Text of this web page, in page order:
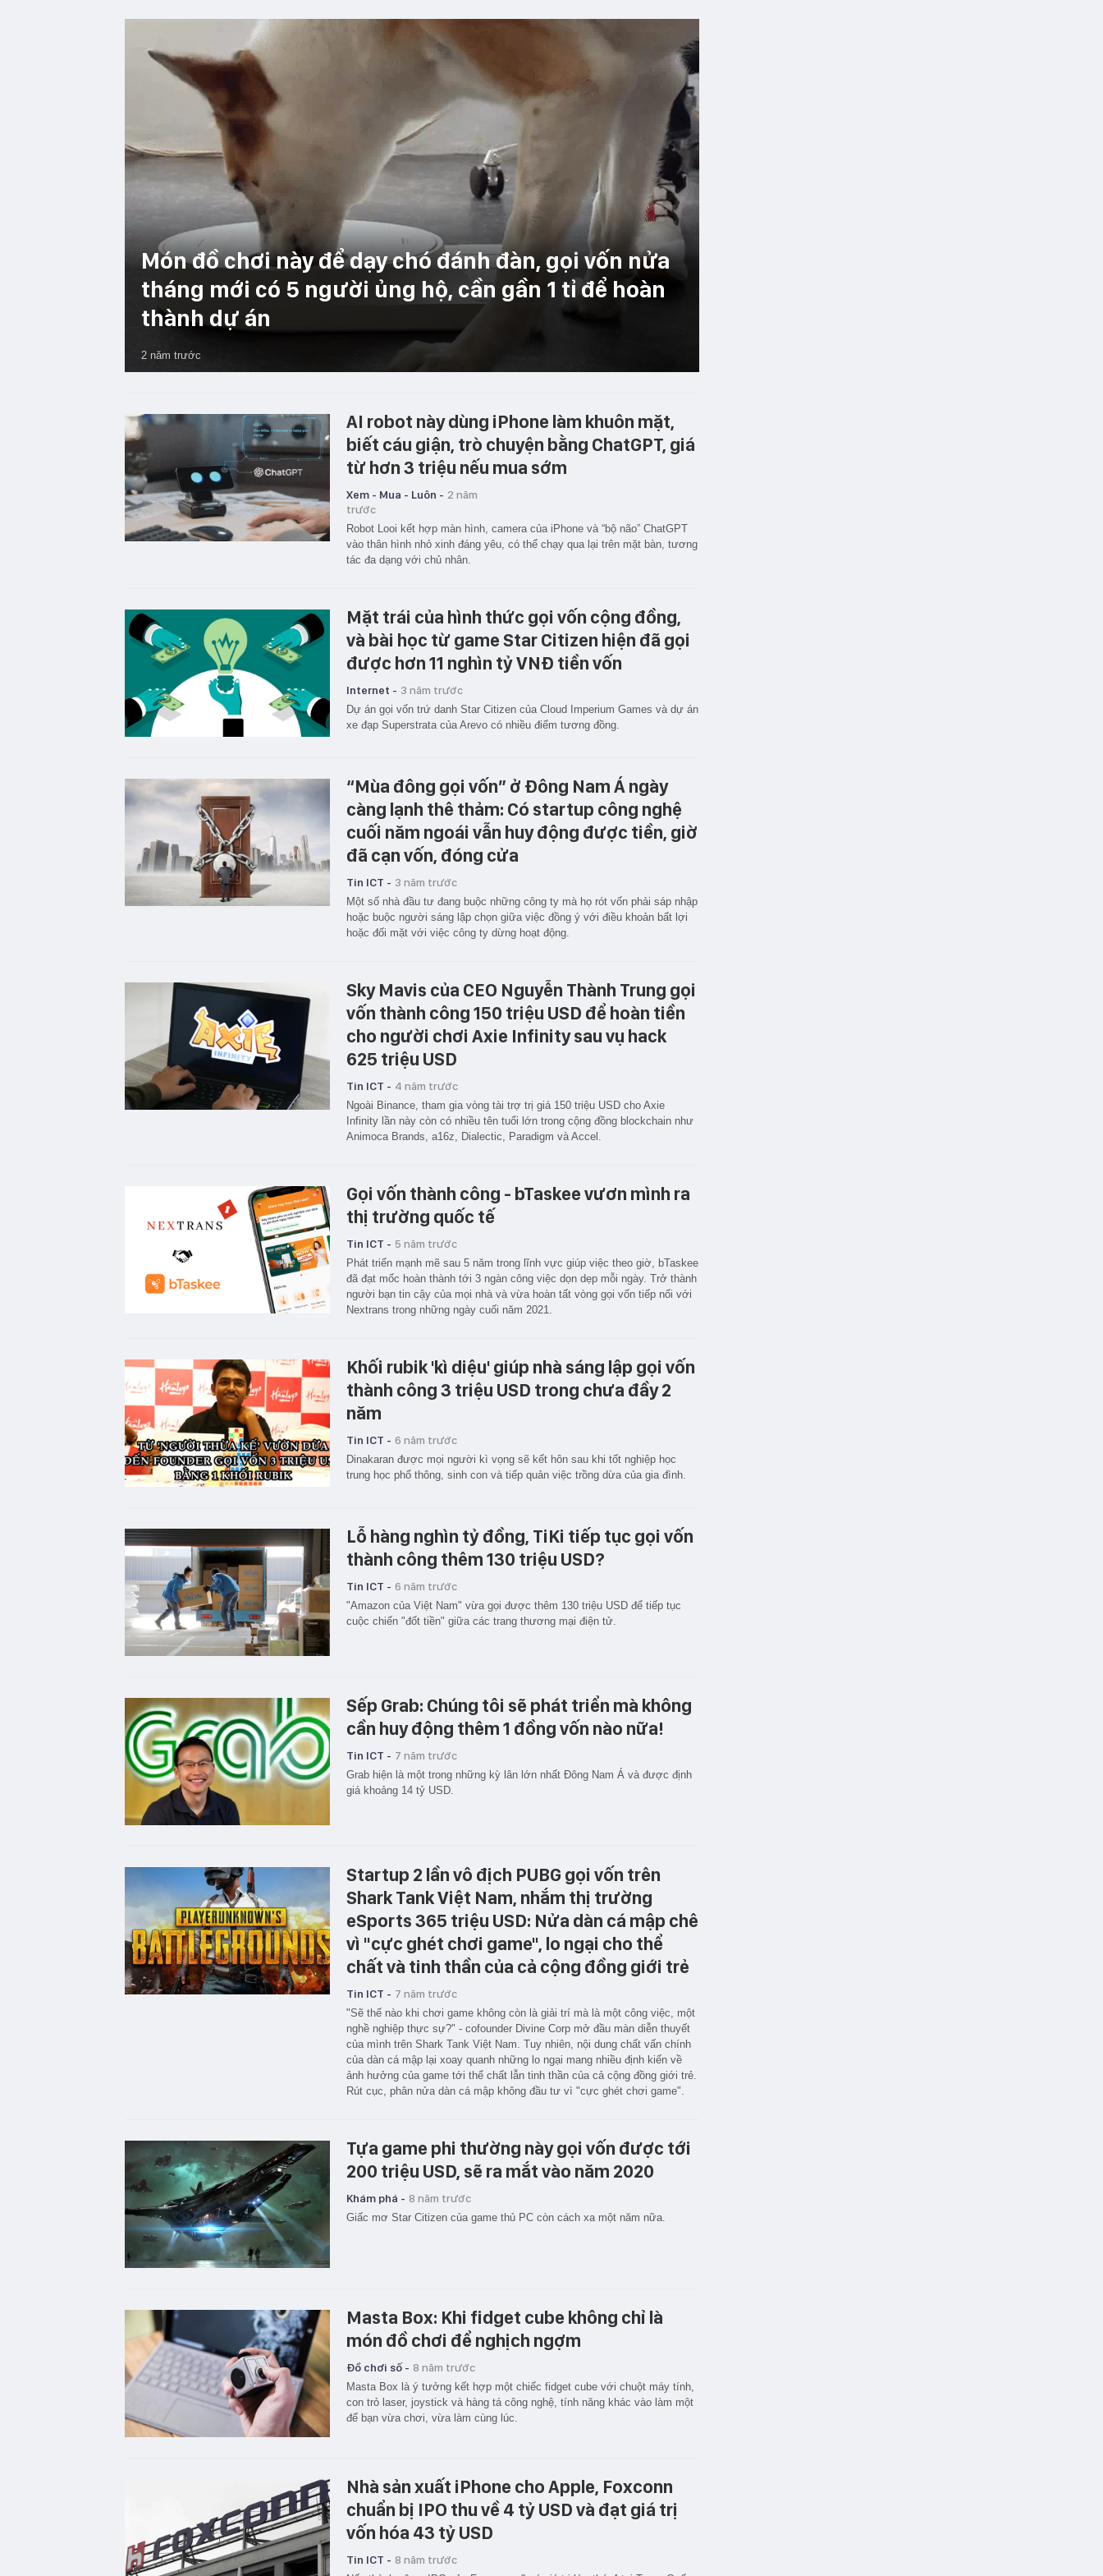
Món đồ chơi này để dạy chó đánh đàn, gọi vốn nửa
tháng mới có 5 người ủng hộ, cần gần 1 tỉ để hoàn
thành dự án
2 năm trước
AI robot này dùng iPhone làm khuôn mặt,
biết cáu giận, trò chuyện bằng ChatGPT, giá
từ hơn 3 triệu nếu mua sớm
Xem - Mua - Luôn - 2 năm
trước
Robot Looi kết hợp màn hình, camera của iPhone và “bộ não” ChatGPT
vào thân hình nhỏ xinh đáng yêu, có thể chạy qua lại trên mặt bàn, tương
tác đa dạng với chủ nhân.
Mặt trái của hình thức gọi vốn cộng đồng,
và bài học từ game Star Citizen hiện đã gọi
được hơn 11 nghìn tỷ VNĐ tiền vốn
Internet - 3 năm trước
Dự án gọi vốn trứ danh Star Citizen của Cloud Imperium Games và dự án
xe đạp Superstrata của Arevo có nhiều điểm tương đồng.
“Mùa đông gọi vốn” ở Đông Nam Á ngày
càng lạnh thê thảm: Có startup công nghệ
cuối năm ngoái vẫn huy động được tiền, giờ
đã cạn vốn, đóng cửa
Tin ICT - 3 năm trước
Một số nhà đầu tư đang buộc những công ty mà họ rót vốn phải sáp nhập
hoặc buộc người sáng lập chọn giữa việc đồng ý với điều khoản bất lợi
hoặc đối mặt với việc công ty dừng hoạt động.
Sky Mavis của CEO Nguyễn Thành Trung gọi
vốn thành công 150 triệu USD để hoàn tiền
cho người chơi Axie Infinity sau vụ hack
625 triệu USD
Tin ICT - 4 năm trước
Ngoài Binance, tham gia vòng tài trợ trị giá 150 triệu USD cho Axie
Infinity lần này còn có nhiều tên tuổi lớn trong cộng đồng blockchain như
Animoca Brands, a16z, Dialectic, Paradigm và Accel.
Gọi vốn thành công - bTaskee vươn mình ra
thị trường quốc tế
Tin ICT - 5 năm trước
Phát triển mạnh mẽ sau 5 năm trong lĩnh vực giúp việc theo giờ, bTaskee
đã đạt mốc hoàn thành tới 3 ngàn công việc dọn dẹp mỗi ngày. Trở thành
người bạn tin cậy của mọi nhà và vừa hoàn tất vòng gọi vốn tiếp nối với
Nextrans trong những ngày cuối năm 2021.
Khối rubik 'kì diệu' giúp nhà sáng lập gọi vốn
thành công 3 triệu USD trong chưa đầy 2
năm
Tin ICT - 6 năm trước
Dinakaran được mọi người kì vọng sẽ kết hôn sau khi tốt nghiệp học
trung học phổ thông, sinh con và tiếp quản việc trồng dừa của gia đình.
Lỗ hàng nghìn tỷ đồng, TiKi tiếp tục gọi vốn
thành công thêm 130 triệu USD?
Tin ICT - 6 năm trước
"Amazon của Việt Nam" vừa gọi được thêm 130 triệu USD để tiếp tục
cuộc chiến "đốt tiền" giữa các trang thương mại điện tử.
Sếp Grab: Chúng tôi sẽ phát triển mà không
cần huy động thêm 1 đồng vốn nào nữa!
Tin ICT - 7 năm trước
Grab hiện là một trong những kỳ lân lớn nhất Đông Nam Á và được định
giá khoảng 14 tỷ USD.
Startup 2 lần vô địch PUBG gọi vốn trên
Shark Tank Việt Nam, nhắm thị trường
eSports 365 triệu USD: Nửa dàn cá mập chê
vì "cực ghét chơi game", lo ngại cho thể
chất và tinh thần của cả cộng đồng giới trẻ
Tin ICT - 7 năm trước
"Sẽ thế nào khi chơi game không còn là giải trí mà là một công việc, một
nghề nghiệp thực sự?" - cofounder Divine Corp mở đầu màn diễn thuyết
của mình trên Shark Tank Việt Nam. Tuy nhiên, nội dung chất vấn chính
của dàn cá mập lại xoay quanh những lo ngại mang nhiều định kiến về
ảnh hưởng của game tới thể chất lẫn tinh thần của cả cộng đồng giới trẻ.
Rút cục, phân nửa dàn cá mập không đầu tư vì "cực ghét chơi game".
Tựa game phi thường này gọi vốn được tới
200 triệu USD, sẽ ra mắt vào năm 2020
Khám phá - 8 năm trước
Giấc mơ Star Citizen của game thủ PC còn cách xa một năm nữa.
Masta Box: Khi fidget cube không chỉ là
món đồ chơi để nghịch ngợm
Đồ chơi số - 8 năm trước
Masta Box là ý tưởng kết hợp một chiếc fidget cube với chuột máy tính,
con trỏ laser, joystick và hàng tá công nghệ, tính năng khác vào làm một
để bạn vừa chơi, vừa làm cùng lúc.
Nhà sản xuất iPhone cho Apple, Foxconn
chuẩn bị IPO thu về 4 tỷ USD và đạt giá trị
vốn hóa 43 tỷ USD
Tin ICT - 8 năm trước